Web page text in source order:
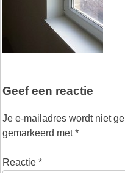
Geef een reactie
Je e-mailadres wordt niet
gemarkeerd met*
Reactie *